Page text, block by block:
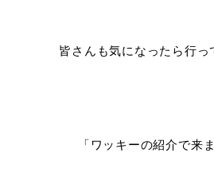
皆さんも気になったら行っ
「ワッキーの紹介で来